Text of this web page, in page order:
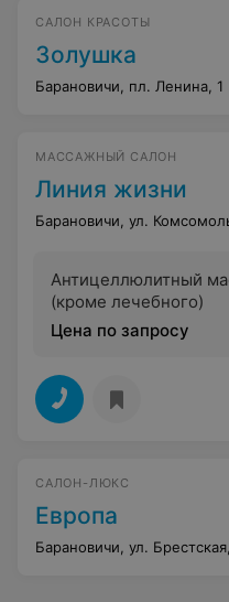
САЛОН КРАСОТЫ
Золушка
Барановичи, пл. Ленина, 1
МАССАЖНЫЙ САЛОН
Линия жизни
Барановичи, ул.
Антицеллюлитный
(кроме лечебного)
Цена по запросу
САЛОН-ЛЮКС
Европа
Барановичи, ул.